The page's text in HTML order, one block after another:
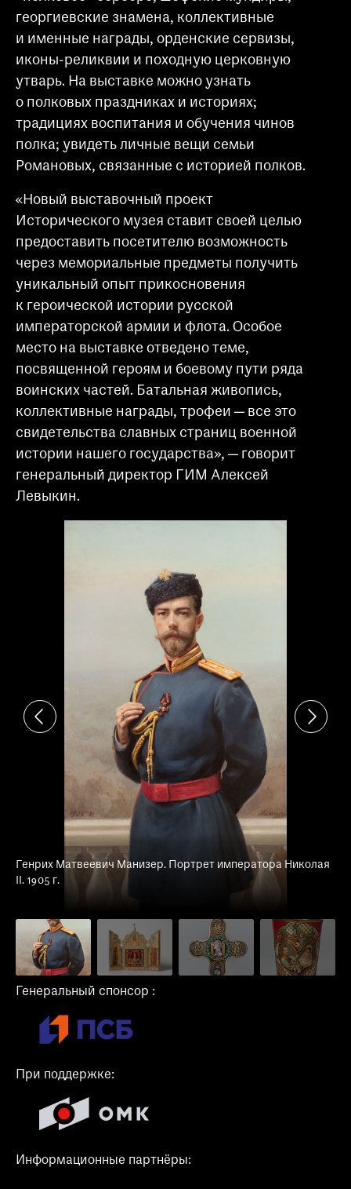
георгиевские знамена, коллективные
и именные награды, орденские сервизы,
иконы-реликвии и походную церковную
утварь. На выставке можно узнать
о полковых праздниках и историях;
традициях воспитания и обучения чинов
полка; увидеть личные вещи семьи
Романовых, связанные с историей полков.
«Новый выставочный проект
Исторического музея ставит своей целью
предоставить посетителю возможность
через мемориальные предметы получить
уникальный опыт прикосновения
к героической истории русской
императорской армии и флота. Особое
место на выставке отведено теме,
посвященной героям и боевому пути ряда
воинских частей. Батальная живопись,
коллективные награды, трофеи — все это
свидетельства славных страниц военной
истории нашего государства», — говорит
генеральный директор ГИМ Алексей
Левыкин.
Генрих Матвеевич Манизер. Портрет императора Николая
II. 1905 г.
Генеральный спонсор :
При поддержке:
Информационные партнёры: